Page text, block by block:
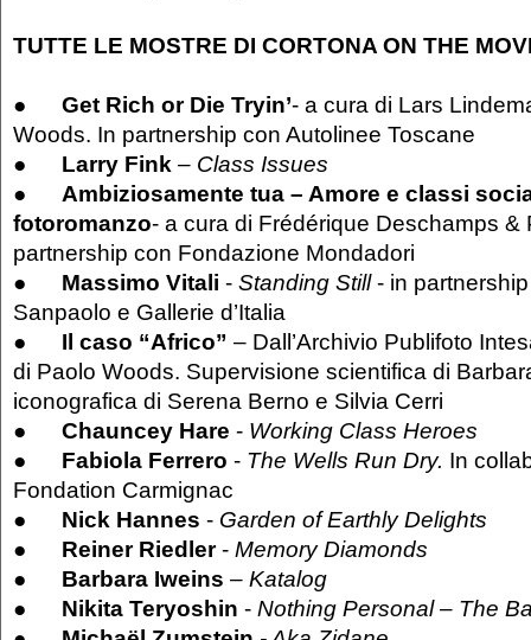
TUTTE LE MOSTRE DI CORTONA ON THE
● Get Rich or Die Tryin’- a cura di Lars
Woods. In partnership con Autolinee Toscane
● Larry Fink – Class Issues
● Ambiziosamente tua – Amore e classi
fotoromanzo- a cura di Frédérique Deschamps &
partnership con Fondazione Mondadori
● Massimo Vitali - Standing Still- in
Sanpaolo e Gallerie d’Italia
● Il caso “Africo” – Dall’Archivio Publifoto
di Paolo Woods. Supervisione scientifica di
iconografica di Serena Berno e Silvia Cerri
● Chauncey Hare - Working Class Heroes
● Fabiola Ferrero - The Wells Run Dry. In
Fondation Carmignac
● Nick Hannes - Garden of Earthly Delights
● Reiner Riedler- Memory Diamonds
● Barbara Iweins – Katalog
● Nikita Teryoshin - Nothing Personal – The